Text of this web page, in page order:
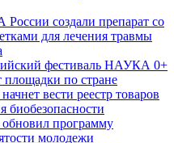
создали препарат со
для лечения травмы
фестиваль НАУКА 0+
площадки по стране
вести реестр товаров
биобезопасности
программу
молодежи